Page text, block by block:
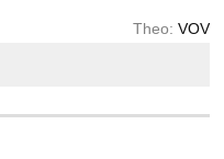
Theo: VOV